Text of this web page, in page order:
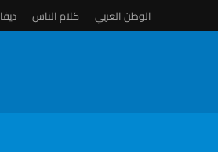
الوطن العربي كلام الناس ديفا